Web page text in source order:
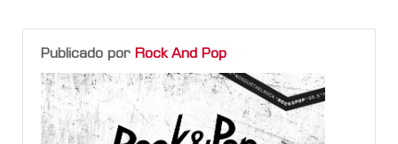
Publicado por Rock And Pop